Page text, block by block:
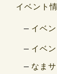
イベント
イベ
イベ
なま